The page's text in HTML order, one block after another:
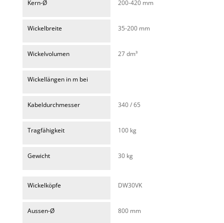
Kern-Ø 200-420 mm
Wickelbreite 35-200 mm
Wickelvolumen 27 dm³
Wickellängen in m bei
Kabeldurchmesser 340 / 65
Tragfähigkeit 100 kg
Gewicht 30 kg
Wickelköpfe DW30VK
Aussen-Ø 800 mm